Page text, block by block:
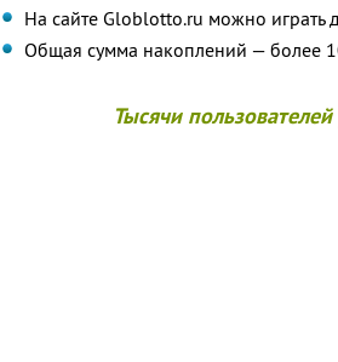
На сайте Globlotto.ru можно играть
Общая сумма накоплений — более
Тысячи